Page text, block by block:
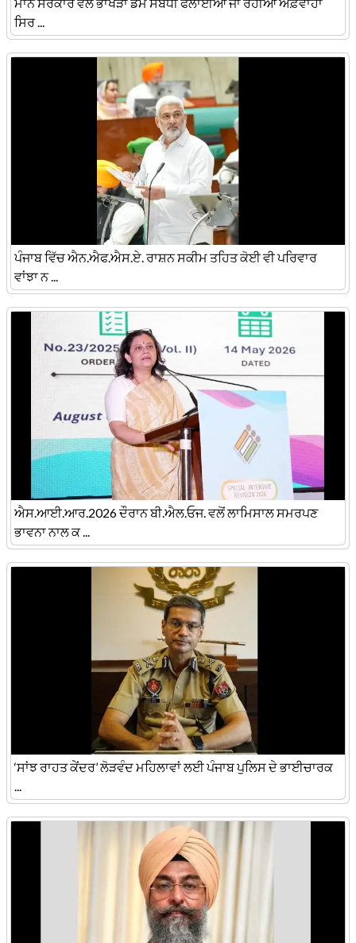
ਸਿਰ ...
ਪੰਜਾਬ ਵਿੱਚ ਐਨ.ਐਫ.ਐਸ.ਏ. ਰਾਸ਼ਨ ਸਕੀਮ ਤਹਿਤ ਕੋਈ ਵੀ ਪਰਿਵਾਰ
ਵਾਂਝਾ ਨ ...
ਐਸ.ਆਈ.ਆਰ.2026 ਦੌਰਾਨ ਬੀ.ਐਲ.ਓਜ. ਵਲੋਂ ਲਾਮਿਸਾਲ ਸਮਰਪਣ
ਭਾਵਨਾ ਨਾਲ ਕ ...
‘ਸਾਂਝ ਰਾਹਤ ਕੇਂਦਰ’ ਲੋੜਵੰਦ ਮਹਿਲਾਵਾਂ ਲਈ ਪੰਜਾਬ ਪੁਲਿਸ ਦੇ ਭਾਈਚਾਰਕ
...